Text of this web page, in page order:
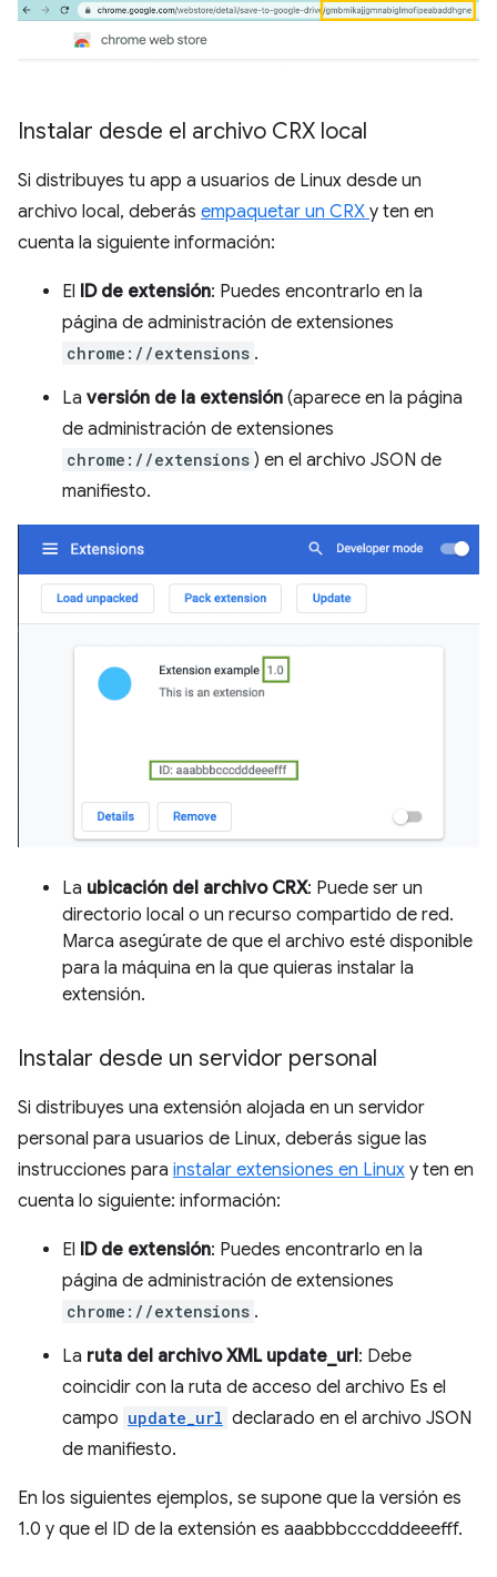
Instalar desde el archivo CRX local
Si distribuyes tu app a usuarios de Linux desde un
archivo local, deberás empaquetar un CRX y ten en
cuenta la siguiente información:
El ID de extensión: Puedes encontrarlo en la
página de administración de extensiones
chrome://extensions .
La versión de la extensión (aparece en la página
de administración de extensiones
chrome://extensions ) en el archivo JSON de
manifiesto.
La ubicación del archivo CRX: Puede ser un
directorio local o un recurso compartido de red.
Marca asegúrate de que el archivo esté disponible
para la máquina en la que quieras instalar la
extensión.
Instalar desde un servidor personal
Si distribuyes una extensión alojada en un servidor
personal para usuarios de Linux, deberás sigue las
instrucciones para instalar extensiones en Linux y ten en
cuenta lo siguiente: información:
El ID de extensión: Puedes encontrarlo en la
página de administración de extensiones
chrome://extensions .
La ruta del archivo XML update_url: Debe
coincidir con la ruta de acceso del archivo Es el
campo update_url declarado en el archivo JSON
de manifiesto.
En los siguientes ejemplos, se supone que la versión es
1.0 y que el ID de la extensión es aaabbbcccdddeeefff.